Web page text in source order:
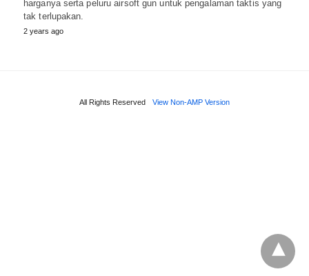
harganya serta peluru airsoft gun untuk pengalaman taktis yang
tak terlupakan.
2 years ago
All Rights Reserved View Non-AMP Version